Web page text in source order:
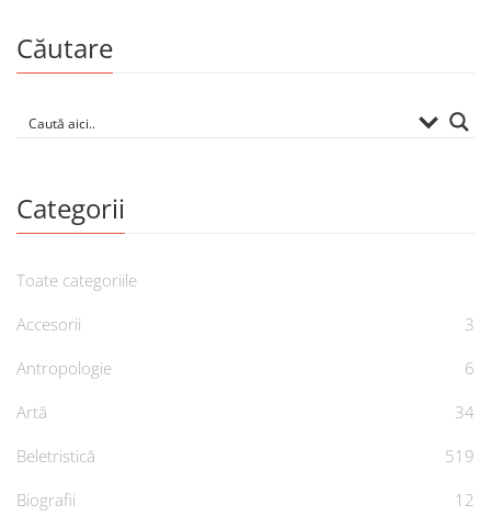
Căutare
Categorii
Toate categoriile
Accesorii
3
Antropologie
6
Artă
34
Beletristică
519
Biografii
12